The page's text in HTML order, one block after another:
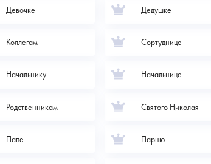
Девочке Дедушке
Коллегам Сортуднице
Начальнику Начальнице
Родственникам Святого Николая
Папе Парню